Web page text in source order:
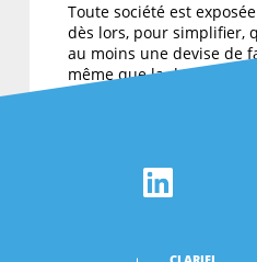
Toute société est
dès lors, pour simplifier,
au moins une devise de
même que la devise